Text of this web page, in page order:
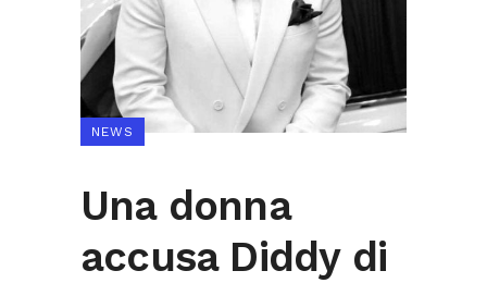
NEWS
Una donna
accusa Diddy di